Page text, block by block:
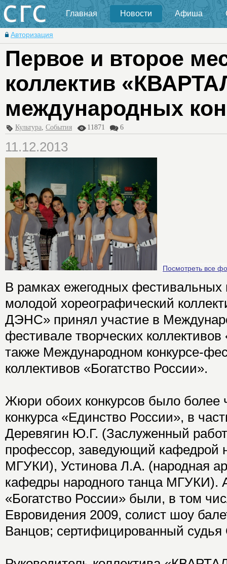
Главная Новости Афиша
Авторизация
Первое и второе
коллектив
международных
Культура, События 11871 6
11.12.2013
Посмотреть все
В рамках ежегодных фестивальных
молодой хореографический
ДЭНС» принял участие в
фестивале творческих
также Международном конкурсе-
коллективов «Богатство России».
Жюри обоих конкурсов было
конкурса «Единство России», в
Деревягин Ю.Г. (Заслуженный
профессор, заведующий кафедрой
МГУКИ), Устинова Л.А. (народная
кафедры народного танца МГУКИ).
«Богатство России» были, в том
Евровидения 2009, солист шоу
Ванцов; сертифицированный